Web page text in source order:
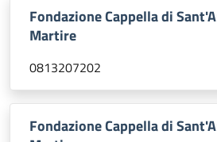
Fondazione Cappella di
Martire
0813207202
Fondazione Cappella di